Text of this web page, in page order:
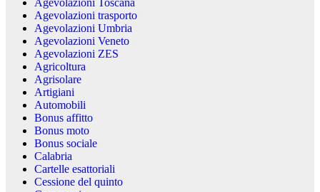
Agevolazioni Toscana
Agevolazioni trasporto
Agevolazioni Umbria
Agevolazioni Veneto
Agevolazioni ZES
Agricoltura
Agrisolare
Artigiani
Automobili
Bonus affitto
Bonus moto
Bonus sociale
Calabria
Cartelle esattoriali
Cessione del quinto